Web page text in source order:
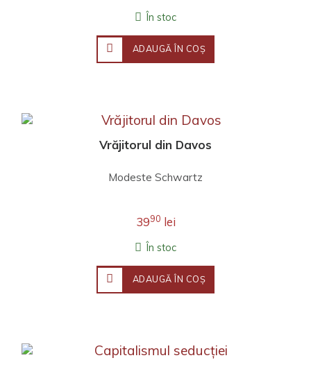
În stoc
ADAUGĂ ÎN COŞ
Vrăjitorul din Davos
Modeste Schwartz
3990 lei
În stoc
ADAUGĂ ÎN COŞ